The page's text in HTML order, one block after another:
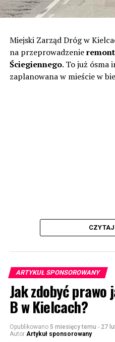
Miejski Zarząd Dróg w
na przeprowadzenie
Ściegiennego. To już ósma
zaplanowana w mieście w
ARTYKUŁ SPONSOROWANY
Jak zdobyć
B w Kielcach?
Opublikowano 5 miesięcy temu - 27
Autor Artykuł sponsorowany